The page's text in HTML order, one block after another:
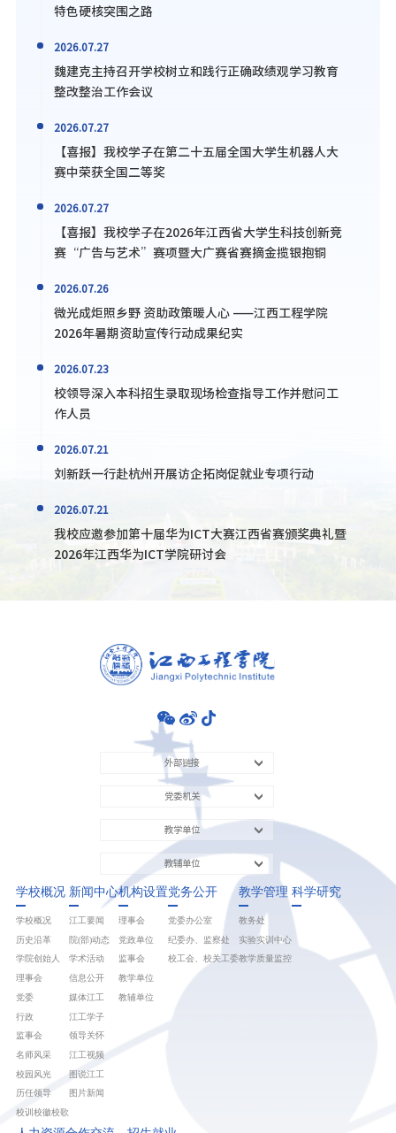
特色硬核突围之路
2026.07.27
魏建克主持召开学校树立和践行正确政绩观学习教育
整改整治工作会议
2026.07.27
【喜报】我校学子在第二十五届全国大学生机器人大
赛中荣获全国二等奖
2026.07.27
【喜报】我校学子在2026年江西省大学生科技创新竞
赛“广告与艺术”赛项暨大广赛省赛摘金揽银抱铜
2026.07.26
微光成炬照乡野 资助政策暖人心 ——江西工程学院
2026年暑期资助宣传行动成果纪实
2026.07.23
校领导深入本科招生录取现场检查指导工作并慰问工
作人员
2026.07.21
刘新跃一行赴杭州开展访企拓岗促就业专项行动
2026.07.21
我校应邀参加第十届华为ICT大赛江西省赛颁奖典礼暨
2026年江西华为ICT学院研讨会
外部链接
党委机关
教学单位
教辅单位
学校概况
学校概况
历史沿革
学院创始人
理事会
党委
行政
监事会
名师风采
校园风光
历任领导
校训校徽校歌
新闻中心
江工要闻
院(部)动态
学术活动
信息公开
媒体江工
江工学子
领导关怀
江工视频
图说江工
图片新闻
机构设置
理事会
党政单位
监事会
教学单位
教辅单位
党务公开
党委办公室
纪委办、监察处
校工会、校关工委
教学管理
教务处
实验实训中心
教学质量监控
科学研究